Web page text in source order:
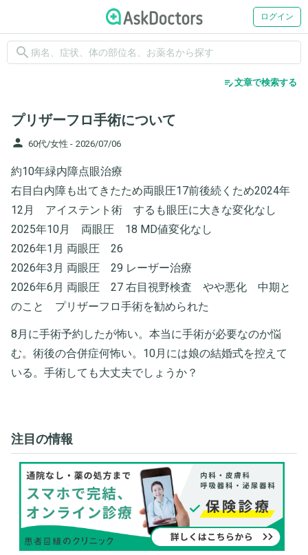
ログイン
search
edit_note文章で検索する
プリザーフロ手術について
person 60代/女性 - 2026/07/06
約10年緑内障点眼治療
右目白内障も出てきたため両眼圧17前後続くため2024年
12月 アイステント術 するも眼圧に大きな変化なし
2025年10月 両眼圧 18 MD値変化なし
2026年1月 両眼圧 26
2026年3月 両眼圧 29 レーザー治療
2026年6月 両眼圧 27 右目視野検査 やや悪化 中期と
のこと プリザーフロ手術を勧められた
8月に手術予約したが怖い。本当に手術が必要なのか悩
む。術後の合併症何怖い。10月には娘の結婚式を控えて
いる。手術しても大丈夫でしょうか？
注目の情報